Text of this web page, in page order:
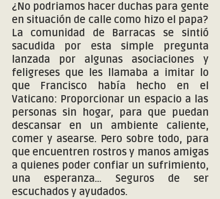
¿No podriamos hacer duchas para gente
en situación de calle como hizo el papa?
La comunidad de Barracas se sintió
sacudida por esta simple pregunta
lanzada por algunas asociaciones y
feligreses que les llamaba a imitar lo
que Francisco había hecho en el
Vaticano: Proporcionar un espacio a las
personas sin hogar, para que puedan
descansar en un ambiente caliente,
comer y asearse. Pero sobre todo, para
que encuentren rostros y manos amigas
a quienes poder confiar un sufrimiento,
una esperanza… Seguros de ser
escuchados y ayudados.